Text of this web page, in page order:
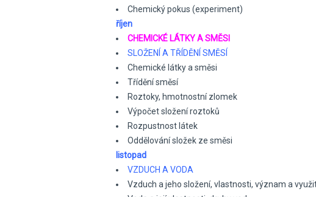
Chemický pokus (experiment)
říjen
CHEMICKÉ LÁTKY A SMĚSI
SLOŽENÍ A TŘÍDĚNÍ SMĚSÍ
Chemické látky a směsi
Třídění směsí
Roztoky, hmotnostní zlomek
Výpočet složení roztoků
Rozpustnost látek
Oddělování složek ze směsi
listopad
VZDUCH A VODA
Vzduch a jeho složení, vlastnosti, význam a